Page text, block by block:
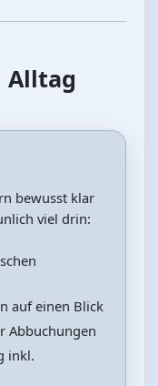
Alltag
bewusst klar
viel drin:
auf einen Blick
Abbuchungen
inkl.